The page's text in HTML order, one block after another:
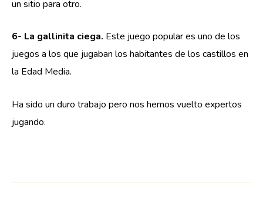
un sitio para otro.
6- La gallinita ciega. Este juego popular es uno de los
juegos a los que jugaban los habitantes de los castillos en
la Edad Media.
Ha sido un duro trabajo pero nos hemos vuelto expertos
jugando.